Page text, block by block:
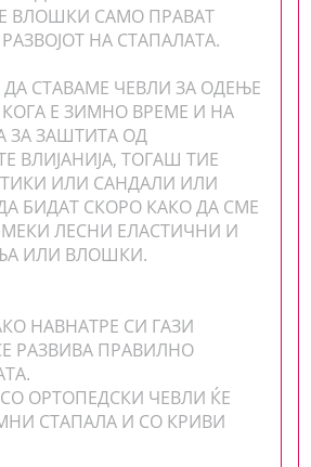
ВЛОШКИ САМО ПРАВАТ
НА СТАПАЛАТА.
СТАВАМЕ ЧЕВЛИ ЗА ОДЕЊЕ
Е ЗИМНО ВРЕМЕ И НА
ЗА ЗАШТИТА ОД
ВЛИЈАНИЈА, ТОГАШ ТИЕ
ИЛИ САНДАЛИ ИЛИ
БИДАТ СКОРО КАКО ДА СМЕ
ЛЕСНИ ЕЛАСТИЧНИ И
ИЛИ ВЛОШКИ.
НАВНАТРЕ СИ ГАЗИ
РАЗВИВА ПРАВИЛНО
ОРТОПЕДСКИ ЧЕВЛИ ЌЕ
СТАПАЛА И СО КРИВИ